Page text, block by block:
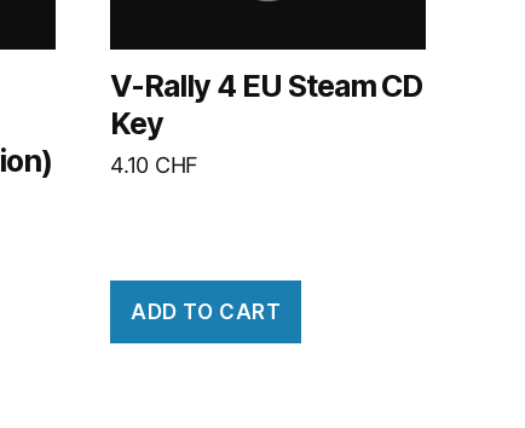
V-Rally 4 EU Steam CD
Key
4.10 CHF
ADD TO CART